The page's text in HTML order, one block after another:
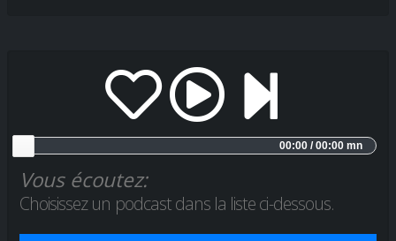
00:00 / 00:00 mn
Vous écoutez:
Choisissez un podcast dans la liste ci-dessous.